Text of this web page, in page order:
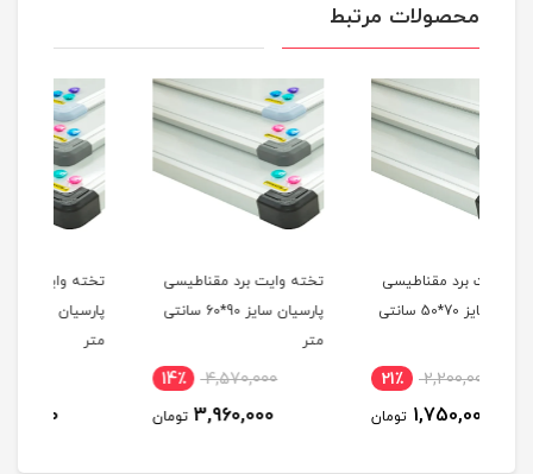
محصولات مرتبط
تخته وایت برد مقناطیسی
پارسیان سایز 90*60 سانتی
4,570,000
3,960,000
تخته وایت برد مقناطیسی
پارسیان سایز 100*80 سانتی
6,410,000
4,780,000